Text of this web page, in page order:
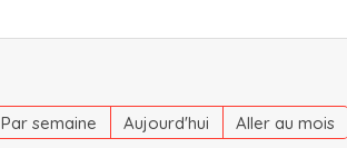
Par semaine Aujourd'hui Aller au mois